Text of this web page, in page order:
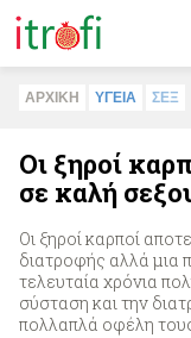
ΑΡΧΙΚΗ ΥΓΕΙΑ ΣΕΞ
Οι ξηροί
σε καλή
Οι ξηροί καρποί
διατροφής αλλά μια
τελευταία χρόνια
σύσταση και την
πολλαπλά οφέλη